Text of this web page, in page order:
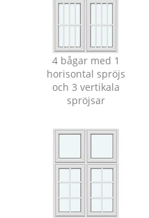
4 bågar med 1
horisontal spröjs
och 3 vertikala
spröjsar